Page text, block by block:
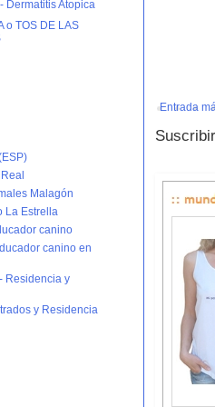
Entrada
Dermatitis Atopica
o TOS DE LAS
Malagón
La Estrella
canino
canino en
Residencia y
y Residencia